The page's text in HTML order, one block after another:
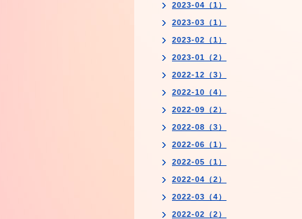
2023-04（1）
2023-03（1）
2023-02（1）
2023-01（2）
2022-12（3）
2022-10（4）
2022-09（2）
2022-08（3）
2022-06（1）
2022-05（1）
2022-04（2）
2022-03（4）
2022-02（2）